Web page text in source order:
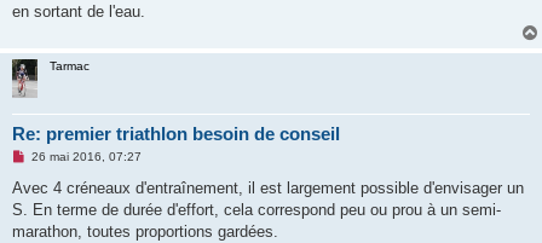
en sortant de l'eau.
Tarmac
Re: premier triathlon besoin de conseil
M
s
a
g
26 mai 2016, 07:27
Avec 4 créneaux d'entraînement, il est largement possible d'envisager un
S. En terme de durée d'effort, cela correspond peu ou prou à un semi-
marathon, toutes proportions gardées.